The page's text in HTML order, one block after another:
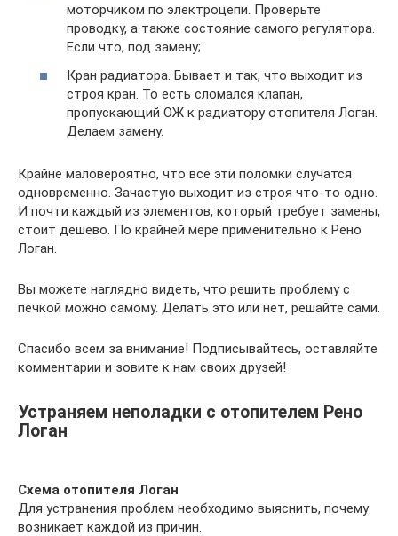
моторчиком по электроцепи. Проверьте
проводку, а также состояние самого регулятора.
Если что, под замену;
Кран радиатора. Бывает и так, что выходит из
строя кран. То есть сломался клапан,
пропускающий ОЖ к радиатору отопителя Логан.
Делаем замену.
Крайне маловероятно, что все эти поломки случатся
одновременно. Зачастую выходит из строя что-то одно.
И почти каждый из элементов, который требует замены,
стоит дешево. По крайней мере применительно к Рено
Логан.
Вы можете наглядно видеть, что решить проблему с
печкой можно самому. Делать это или нет, решайте сами.
Спасибо всем за внимание! Подписывайтесь, оставляйте
комментарии и зовите к нам своих друзей!
Устраняем неполадки с отопителем Рено
Логан
Схема отопителя Логан
Для устранения проблем необходимо выяснить, почему
возникает каждой из причин.